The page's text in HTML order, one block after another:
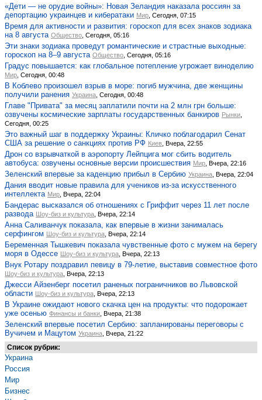
«Дети — не орудие войны»: Новая Зеландия наказала россиян за
депортацию украинцев и кибератаки Мир , Сегодня, 07:15
Время для активности и развития: гороскоп для всех знаков зодиака
на 8 августа Общество , Сегодня, 05:16
Эти знаки зодиака проведут романтические и страстные выходные:
гороскоп на 8–9 августа Общество , Сегодня, 05:16
Градус повышается: как глобальное потепление угрожает виноделию
Мир , Сегодня, 00:48
В Коблево произошел взрыв в море: погиб мужчина, две женщины
получили ранения Украина , Сегодня, 00:48
Главе "Привата" за месяц заплатили почти на 2 млн грн больше:
озвучены космические зарплаты государственных банкиров Рынки
Сегодня, 00:25
Это важный шаг в поддержку Украины: Кличко поблагодарил Сенат
США за решение о санкциях против РФ Киев , Вчера, 22:55
Дрон со взрывчаткой в аэропорту Лейпцига мог сбить водитель
автобуса: озвучены основные версии происшествия Мир , Вчера, 22:16
Зеленский впервые за каденцию прибыл в Сербию Украина , Вчера, 22:04
Дания вводит новые правила для учеников из-за искусственного
интеллекта Мир , Вчера, 22:04
Бандерас высказался об отношениях с Гриффит через 11 лет после
развода Шоу-биз и культура , Вчера, 22:14
Анна Саливанчук показала, как впервые в жизни занималась
серфингом Шоу-биз и культура , Вчера, 22:14
Беременная Тышкевич показала чувственные фото с мужем на берегу
моря в Одессе Шоу-биз и культура , Вчера, 22:13
Внук Ротару поздравил певицу в 79-летие, выставив совместное фото
Шоу-биз и культура , Вчера, 22:13
Джесси Айзенберг посетил раненых пограничников во Львовской
области Шоу-биз и культура , Вчера, 22:13
В Украине ожидают нового скачка цен на продукты: что подорожает
уже осенью Финансы и банки , Вчера, 21:38
Зеленский впервые посетил Сербию: запланированы переговоры с
Вучичем и Мацутом Украина , Вчера, 21:22
Список рубрик:
Украина
Россия
Мир
Бизнес